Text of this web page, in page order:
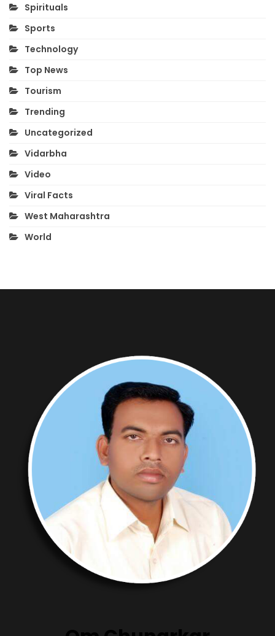
Spirituals
Sports
Technology
Top News
Tourism
Trending
Uncategorized
Vidarbha
Video
Viral Facts
West Maharashtra
World